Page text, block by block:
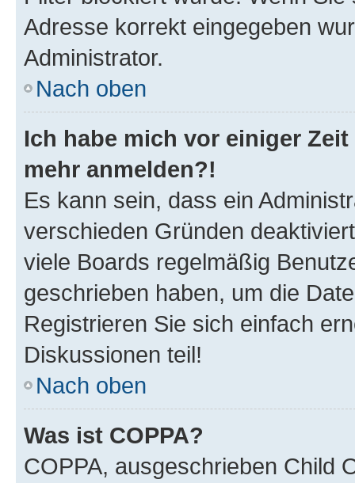
Adresse korrekt eingegeben
Administrator.
Nach oben
Ich habe mich vor einiger
mehr anmelden?!
Es kann sein, dass ein
verschieden Gründen
viele Boards regelmäßig
geschrieben haben, um die
Registrieren Sie sich einfach
Diskussionen teil!
Nach oben
Was ist COPPA?
COPPA, ausgeschrieben Child